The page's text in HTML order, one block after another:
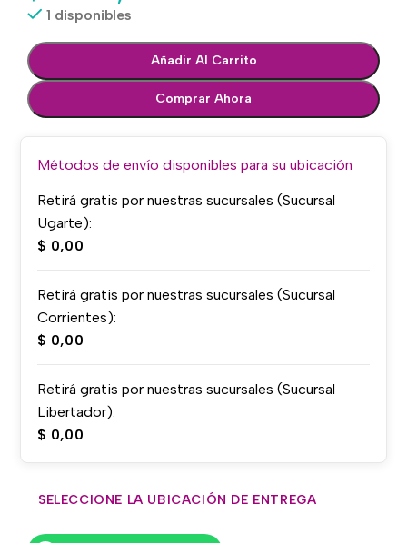
1 disponibles
Añadir Al Carrito
Comprar Ahora
Métodos de envío disponibles para su ubicación
Retirá gratis por nuestras sucursales (Sucursal
Ugarte):
$ 0,00
Retirá gratis por nuestras sucursales (Sucursal
Corrientes):
$ 0,00
Retirá gratis por nuestras sucursales (Sucursal
Libertador):
$ 0,00
SELECCIONE LA UBICACIÓN DE ENTREGA